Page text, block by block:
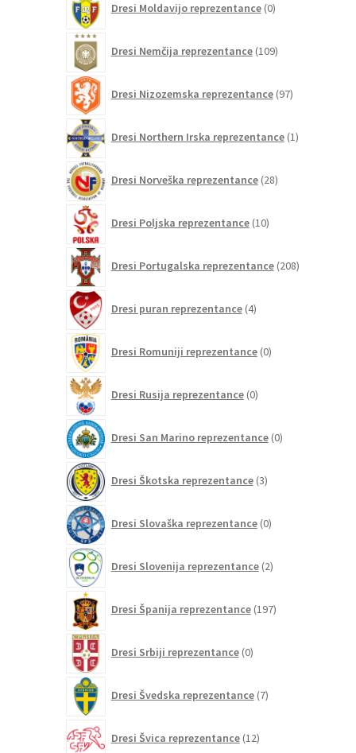
Dresi Moldavijo reprezentance 0izdelkov
Dresi Nemčija reprezentance 109izdelkov
Dresi Nizozemska reprezentance 97izdelkov
Dresi Northern Irska reprezentance 1izdelek
Dresi Norveška reprezentance 28izdelkov
Dresi Poljska reprezentance 10izdelkov
Dresi Portugalska reprezentance 208izdelkov
Dresi puran reprezentance 4izdelki
Dresi Romuniji reprezentance 0izdelkov
Dresi Rusija reprezentance 0izdelkov
Dresi San Marino reprezentance 0izdelkov
Dresi Škotska reprezentance 3izdelki
Dresi Slovaška reprezentance 0izdelkov
Dresi Slovenija reprezentance 2izdelka
Dresi Španija reprezentance 197izdelkov
Dresi Srbiji reprezentance 0izdelkov
Dresi Švedska reprezentance 7izdelkov
Dresi Švica reprezentance 12izdelkov